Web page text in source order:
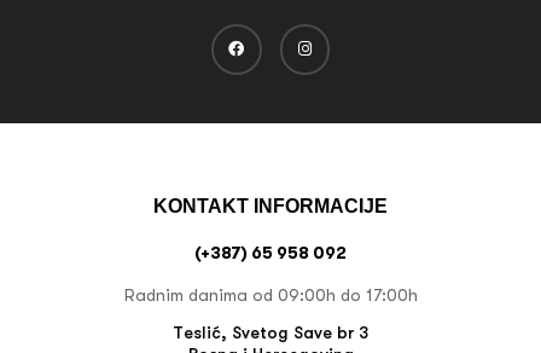
KONTAKT INFORMACIJE
(+387) 65 958 092
Radnim danima od 09:00h do 17:00h
Teslić, Svetog Save br 3